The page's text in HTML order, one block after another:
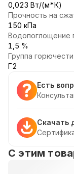
0,023 Вт/(м*К)
Прочность на
150 кПа
Водопоглощение
1,5 %
Группа горючести
Г2
Есть
Скачать
С этим